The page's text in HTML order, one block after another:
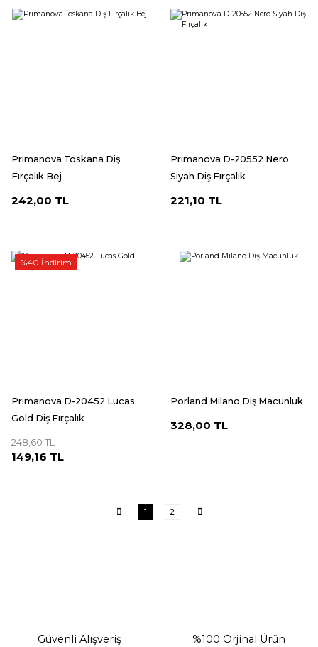
Primanova Toskana Diş
Fırçalık Bej
242,00 TL
Primanova D-20552 Nero
Siyah Diş Fırçalık
221,10 TL
%40 İndirim
Primanova D-20452 Lucas
Gold Diş Fırçalık
248,60 TL
149,16 TL
Porland Milano Diş Macunluk
328,00 TL
1 2
Güvenli Alışveriş %100 Orjinal Ürün